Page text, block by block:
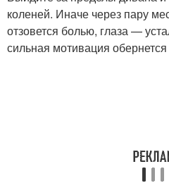
коленей. Иначе через пару
отзовется болью, глаза —
сильная мотивация